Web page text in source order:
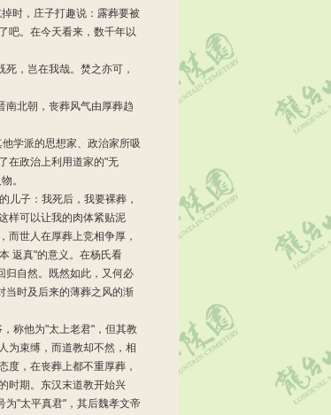
时，庄子打趣说：露葬要被
吧。在今天看来，数千年以
，岂在我哉。焚之亦可，
北朝，丧葬风气由厚葬趋
学派的思想家、政治家所吸
在政治上利用道家的"无
。
子：我死后，我要裸葬，
样可以让我的肉体紧贴泥
而世人在厚葬上竞相争厚，
返真"的意义。在杨氏看
归自然。既然如此，又何必
当时及后来的薄葬之风的渐
称他为"太上老君"，但其教
为束缚，而道教却不然，相
度，在丧葬上都不重厚葬，
时期。东汉末道教开始兴
为"太平真君"，其后魏孝文帝